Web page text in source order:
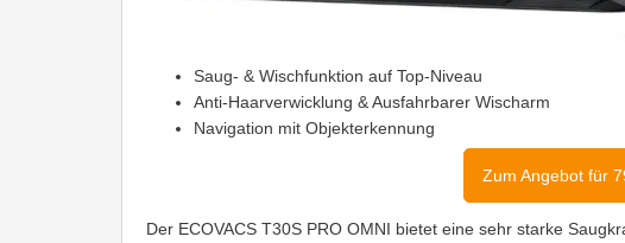
Saug- & Wischfunktion auf Top-Niveau
Anti-Haarverwicklung & Ausfahrbarer Wischarm
Navigation mit Objekterkennung
Zum Angebot für
Der ECOVACS T30S PRO OMNI bietet eine sehr starke